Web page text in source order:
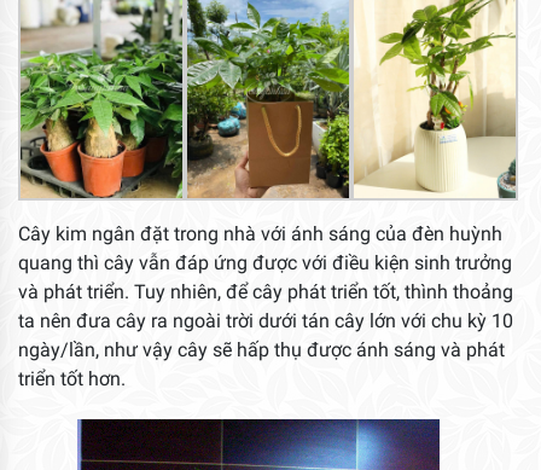
Cây kim ngân đặt trong nhà với ánh sáng của đèn huỳnh
quang thì cây vẫn đáp ứng được với điều kiện sinh trưởng
và phát triển. Tuy nhiên, để cây phát triển tốt, thình thoảng
ta nên đưa cây ra ngoài trời dưới tán cây lớn với chu kỳ 10
ngày/lần, như vậy cây sẽ hấp thụ được ánh sáng và phát
triển tốt hơn.